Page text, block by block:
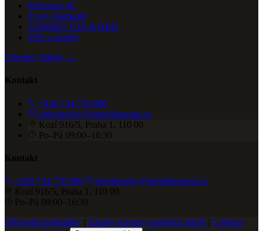
Průvodce 4C
Tvary diamantů
Certifikáty GIA & HRD
Péče o šperky
Všechny články →
Kontakt
+420 734 770 000
objednavky@aretediamond.cz
Kozí 916/5, Praha 1, 110 00
Po–Pá 09:00–16:30
Kontakt
+420 734 770 000
objednavky@aretediamond.cz
Kozí 916/5, Praha 1, 110 00
Po–Pá 09:00–16:30
Obchodní podmínky | Zásady ochrany osobních údajů | Cookies